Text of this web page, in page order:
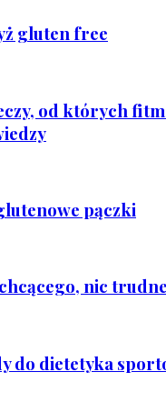
gluten free
od których
pączki
nic
do dietetyka